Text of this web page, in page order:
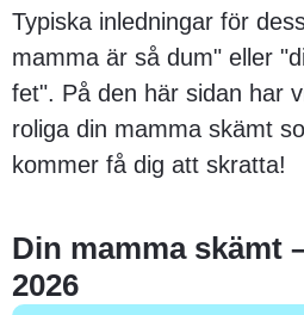
Typiska inledningar för
mamma är så dum" eller
fet". På den här sidan har
roliga din mamma skämt
kommer få dig att skratta!
Din mamma skämt
2026